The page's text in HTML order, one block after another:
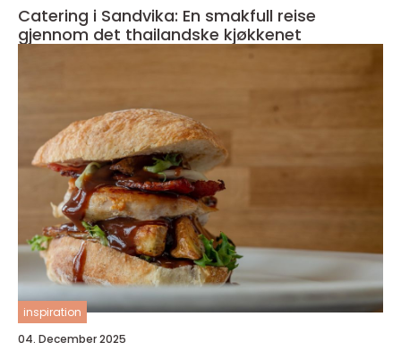
Catering i Sandvika: En smakfull reise
gjennom det thailandske kjøkkenet
inspiration
04. December 2025